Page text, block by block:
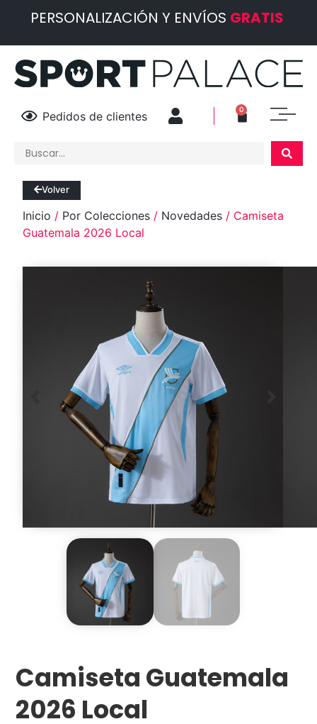
PERSONALIZACIÓN Y ENVÍOS GRATIS
Pedidos de clientes 0
Camiseta Guatemala
2026 Local
Volver
Inicio / Por Colecciones / Novedades / Camiseta
Guatemala 2026 Local